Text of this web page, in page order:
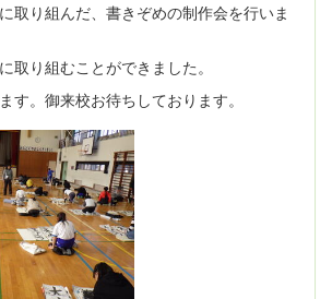
取り組んだ、書きぞめの制作会を行いま
取り組むことができました。
す。御来校お待ちしております。